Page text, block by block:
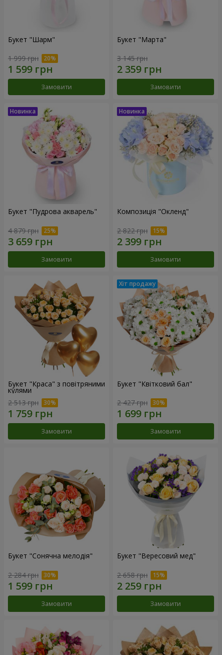
Букет "Шарм"
1 999 грн
Замовити
Букет "Марта"
3 145 грн
Замовити
Букет "Пудрова акварель"
4 879 грн
Замовити
Композиція "Окленд"
2 822 грн
Замовити
Букет "Краса" з повітряними
кулями
2 513 грн
Замовити
Букет "Квітковий бал"
2 427 грн
Замовити
Букет "Сонячна мелодія"
2 284 грн
Замовити
Букет "Вересовий мед"
2 658 грн
Замовити